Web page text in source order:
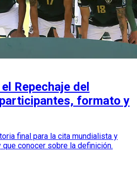
Repechaje del
formato y
final para la cita mundialista y
conocer sobre la definición.